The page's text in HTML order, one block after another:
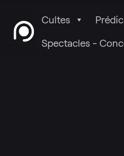
Cultes
Spectacles -